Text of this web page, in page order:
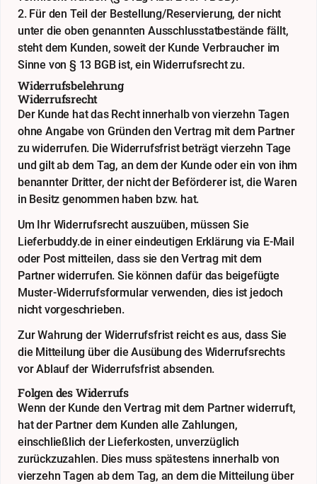
2. Für den Teil der Bestellung/Reservierung, der nicht
unter die oben genannten Ausschlusstatbestände fällt,
steht dem Kunden, soweit der Kunde Verbraucher im
Sinne von § 13 BGB ist, ein Widerrufsrecht zu.
Widerrufsbelehrung
Widerrufsrecht
Der Kunde hat das Recht innerhalb von vierzehn Tagen
ohne Angabe von Gründen den Vertrag mit dem Partner
zu widerrufen. Die Widerrufsfrist beträgt vierzehn Tage
und gilt ab dem Tag, an dem der Kunde oder ein von ihm
benannter Dritter, der nicht der Beförderer ist, die Waren
in Besitz genommen haben bzw. hat.
Um Ihr Widerrufsrecht auszuüben, müssen Sie
Lieferbuddy.de in einer eindeutigen Erklärung via E-Mail
oder Post mitteilen, dass sie den Vertrag mit dem
Partner widerrufen. Sie können dafür das beigefügte
Muster-Widerrufsformular verwenden, dies ist jedoch
nicht vorgeschrieben.
Zur Wahrung der Widerrufsfrist reicht es aus, dass Sie
die Mitteilung über die Ausübung des Widerrufsrechts
vor Ablauf der Widerrufsfrist absenden.
Folgen des Widerrufs
Wenn der Kunde den Vertrag mit dem Partner widerruft,
hat der Partner dem Kunden alle Zahlungen,
einschließlich der Lieferkosten, unverzüglich
zurückzuzahlen. Dies muss spätestens innerhalb von
vierzehn Tagen ab dem Tag, an dem die Mitteilung über